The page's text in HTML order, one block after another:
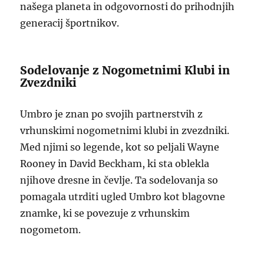
našega planeta in odgovornosti do prihodnjih
generacij športnikov.
Sodelovanje z Nogometnimi Klubi in
Zvezdniki
Umbro je znan po svojih partnerstvih z
vrhunskimi nogometnimi klubi in zvezdniki.
Med njimi so legende, kot so peljali Wayne
Rooney in David Beckham, ki sta oblekla
njihove dresne in čevlje. Ta sodelovanja so
pomagala utrditi ugled Umbro kot blagovne
znamke, ki se povezuje z vrhunskim
nogometom.